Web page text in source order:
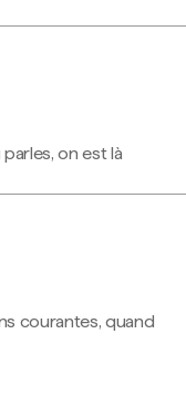
on est là
courantes, quand